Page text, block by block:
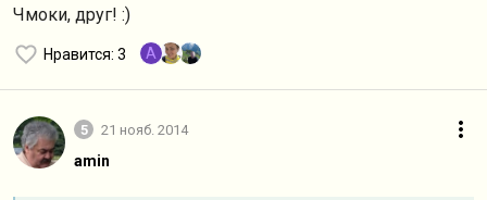
Чмоки, друг! :)
Нравится: 3 A
5 21 нояб. 2014
amin